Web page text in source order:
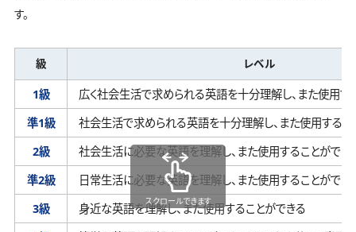
す。
級 レベル
1級 広く社会生活で求められる英語を十分理解し、 また使用す
準1級
社会生活で求められる英語を十分理解し、 また使用するこ
2級
社会生活に必要な英語を理解し、 また使用することができ
準2級
日常生活に必要な英語を理解し、 また使用することができ
3級
身近な英語を理解し、また使用することができる
スクロールできます